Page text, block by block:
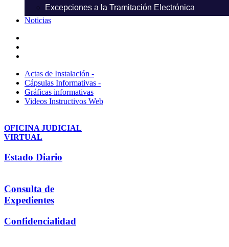
Excepciones a la Tramitación Electrónica
Noticias
Actas de Instalación -
Cápsulas Informativas -
Gráficas informativas
Videos Instructivos Web
OFICINA JUDICIAL
VIRTUAL
Estado Diario
Consulta de
Expedientes
Confidencialidad